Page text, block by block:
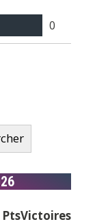
0
PtsVictoires